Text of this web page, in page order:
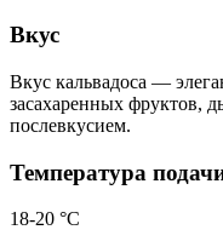
Вкус
Вкус кальвадоса —
засахаренных фруктов,
послевкусием.
Температура
18-20 °С